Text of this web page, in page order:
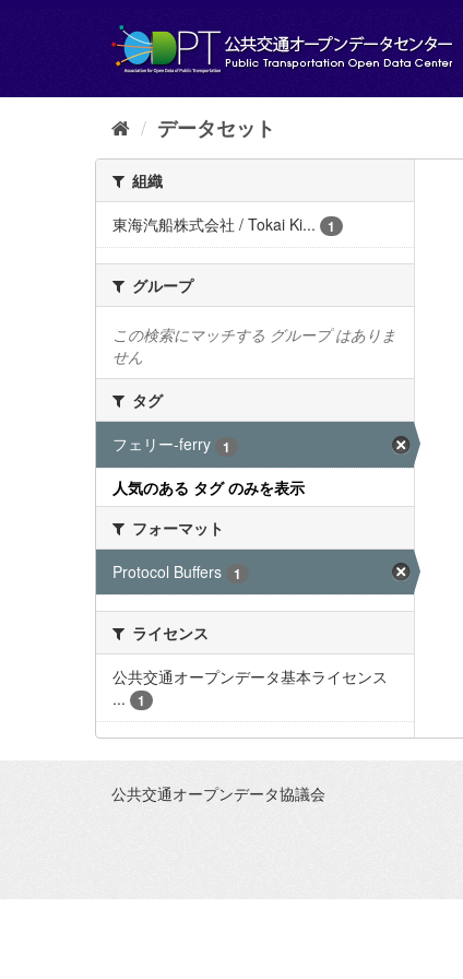
し
データセット
組織
東海汽船株式会社 / Tokai Ki...
1
グループ
この検索にマッチする グループ はありま
せん
タグ
フェリー-ferry
1
人気のある タグ のみを表示
フォーマット
Protocol Buffers
1
ライセンス
公共交通オープンデータ基本ライセンス
...
1
公共交通オープンデータ協議会